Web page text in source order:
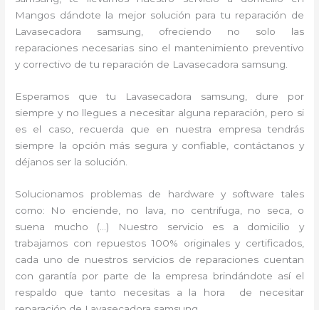
Mangos dándote la mejor solución para tu reparación de
Lavasecadora samsung, ofreciendo no solo las
reparaciones necesarias sino el mantenimiento preventivo
y correctivo de tu reparación de Lavasecadora samsung.
Esperamos que tu Lavasecadora samsung, dure por
siempre y no llegues a necesitar alguna reparación, pero si
es el caso, recuerda que en nuestra empresa tendrás
siempre la opción más segura y confiable, contáctanos y
déjanos ser la solución.
Solucionamos problemas de hardware y software tales
como: No enciende, no lava, no centrifuga, no seca, o
suena mucho (…) Nuestro servicio es a domicilio y
trabajamos con repuestos 100% originales y certificados,
cada uno de nuestros servicios de reparaciones cuentan
con garantía por parte de la empresa brindándote así el
respaldo que tanto necesitas a la hora de necesitar